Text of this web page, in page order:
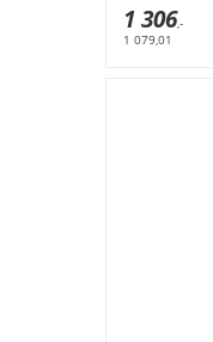
1 306,-
1 079,01